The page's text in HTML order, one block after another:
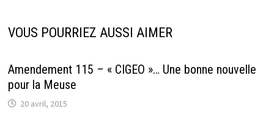
VOUS POURRIEZ AUSSI AIMER
Amendement 115 – « CIGEO »… Une bonne nouvelle
pour la Meuse
20 avril, 2015